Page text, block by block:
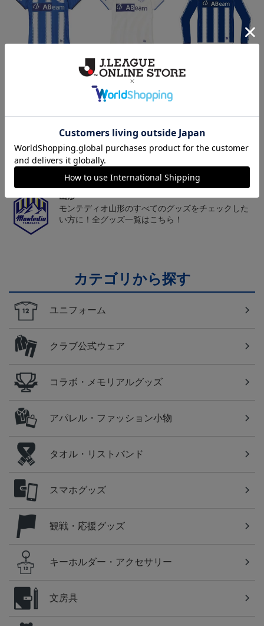
ニフォーム半袖（FP1st）
26/27オーセンティックユ
ニフォーム半袖（FP2n
18,700円～23,760円
ニフォーム長袖（FP1st）
19,800円～24,860円
山形
チームマスコット「ディーオ」グッズは、サポータ
ーやファン必見！
山形
モンテディオ山形のすべてのグッズをチェックした
い方に！全グッズ一覧はこちら！
カテゴリから探す
ユニフォーム
クラブ公式ウェア
コラボ・メモリアルグッズ
アパレル・ファッション小物
タオル・リストバンド
スマホグッズ
観戦・応援グッズ
キーホルダー・アクセサリー
文房具